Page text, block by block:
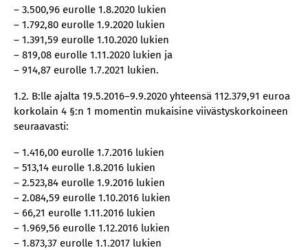
– 3.500,96 eurolle 1.8.2020 lukien
– 1.792,80 eurolle 1.9.2020 lukien
– 1.391,59 eurolle 1.10.2020 lukien
– 819,08 eurolle 1.11.2020 lukien ja
– 914,87 eurolle 1.7.2021 lukien.
1.2. B:lle ajalta 19.5.2016–9.9.2020 yhteensä 112.379,91 euroa
korkolain 4 §:n 1 momentin mukaisine viivästyskorkoineen
seuraavasti:
– 1.416,00 eurolle 1.7.2016 lukien
– 513,14 eurolle 1.8.2016 lukien
– 2.523,84 eurolle 1.9.2016 lukien
– 2.084,59 eurolle 1.10.2016 lukien
– 66,21 eurolle 1.11.2016 lukien
– 1.969,56 eurolle 1.12.2016 lukien
– 1.873,37 eurolle 1.1.2017 lukien